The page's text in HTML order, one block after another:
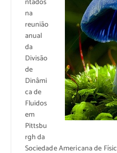
ntados
na
reunião
anual
da
Divisão
de
Dinâmi
ca de
Fluidos
em
Pittsbu
rgh da
Sociedade Americana de